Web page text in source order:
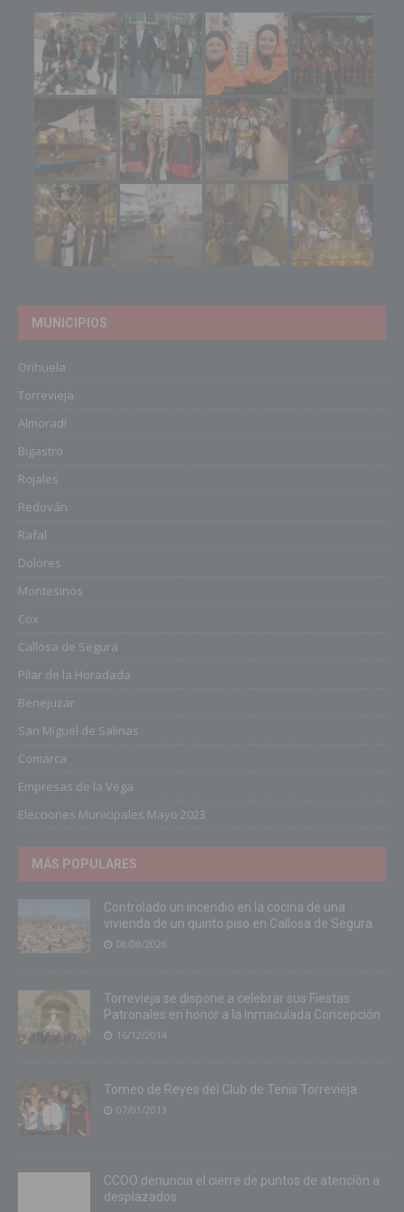
MUNICIPIOS
Orihuela
Torrevieja
Almoradí
Bigastro
Rojales
Redován
Rafal
Dolores
Montesinos
Cox
Callosa de Segura
Pilar de la Horadada
Benejuzar
San Miguel de Salinas
Comarca
Empresas de la Vega
Elecciones Municipales Mayo 2023
MÁS POPULARES
Controlado un incendio en la cocina de una
vivienda de un quinto piso en Callosa de Segura
08/08/2026
Torrevieja se dispone a celebrar sus Fiestas
Patronales en honor a la Inmaculada Concepción
16/12/2014
Torneo de Reyes del Club de Tenis Torrevieja
07/01/2013
CCOO denuncia el cierre de puntos de atención a
desplazados